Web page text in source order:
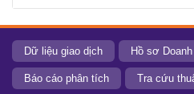
Dữ liệu giao dịch Hồ sơ
Báo cáo phân tích Tra cứu